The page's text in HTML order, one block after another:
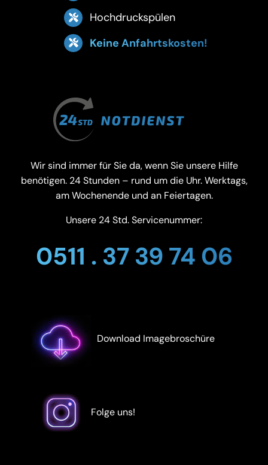
Hochdruckspülen
Keine Anfahrtskosten!
Wir sind immer für Sie da, wenn Sie unsere Hilfe
benötigen. 24 Stunden – rund um die Uhr. Werktags,
am Wochenende und an Feiertagen.
Unsere 24 Std. Servicenummer:
0511 . 37 39 74 06
Download Imagebroschüre
Folge uns!